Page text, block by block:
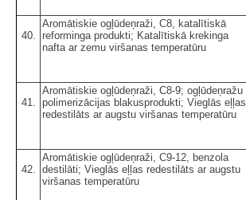
40.
Aromātiskie ogļūdeņraži, C8, katalītiskā
reforminga produkti; Katalītiskā krekinga
nafta ar zemu viršanas temperatūru
41.
Aromātiskie ogļūdeņraži, C8-9; ogļūdeņražu
polimerizācijas blakusprodukti; Vieglās eļļas
redestilāts ar augstu viršanas temperatūru
42.
Aromātiskie ogļūdeņraži, C9-12, benzola
destilāti; Vieglās eļļas redestilāts ar augstu
viršanas temperatūru